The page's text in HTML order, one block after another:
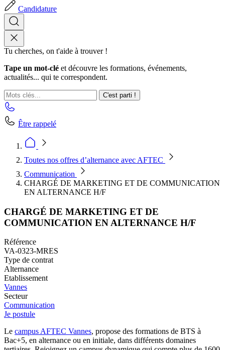
Candidature
Tu cherches, on t'aide à trouver !
Tape un mot-clé et découvre les formations, événements,
actualités... qui te correspondent.
C'est parti !
Être rappelé
Toutes nos offres d’alternance avec AFTEC
Communication
CHARGÉ DE MARKETING ET DE COMMUNICATION
EN ALTERNANCE H/F
CHARGÉ DE MARKETING ET DE
COMMUNICATION EN ALTERNANCE H/F
Référence
VA-0323-MRES
Type de contrat
Alternance
Etablissement
Vannes
Secteur
Communication
Je postule
Le campus AFTEC Vannes, propose des formations de BTS à
Bac+5, en alternance ou en initiale, dans différents domaines